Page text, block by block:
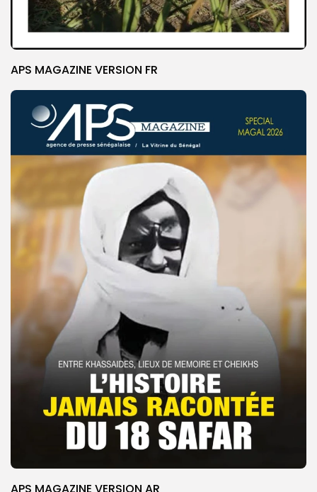
APS MAGAZINE VERSION FR